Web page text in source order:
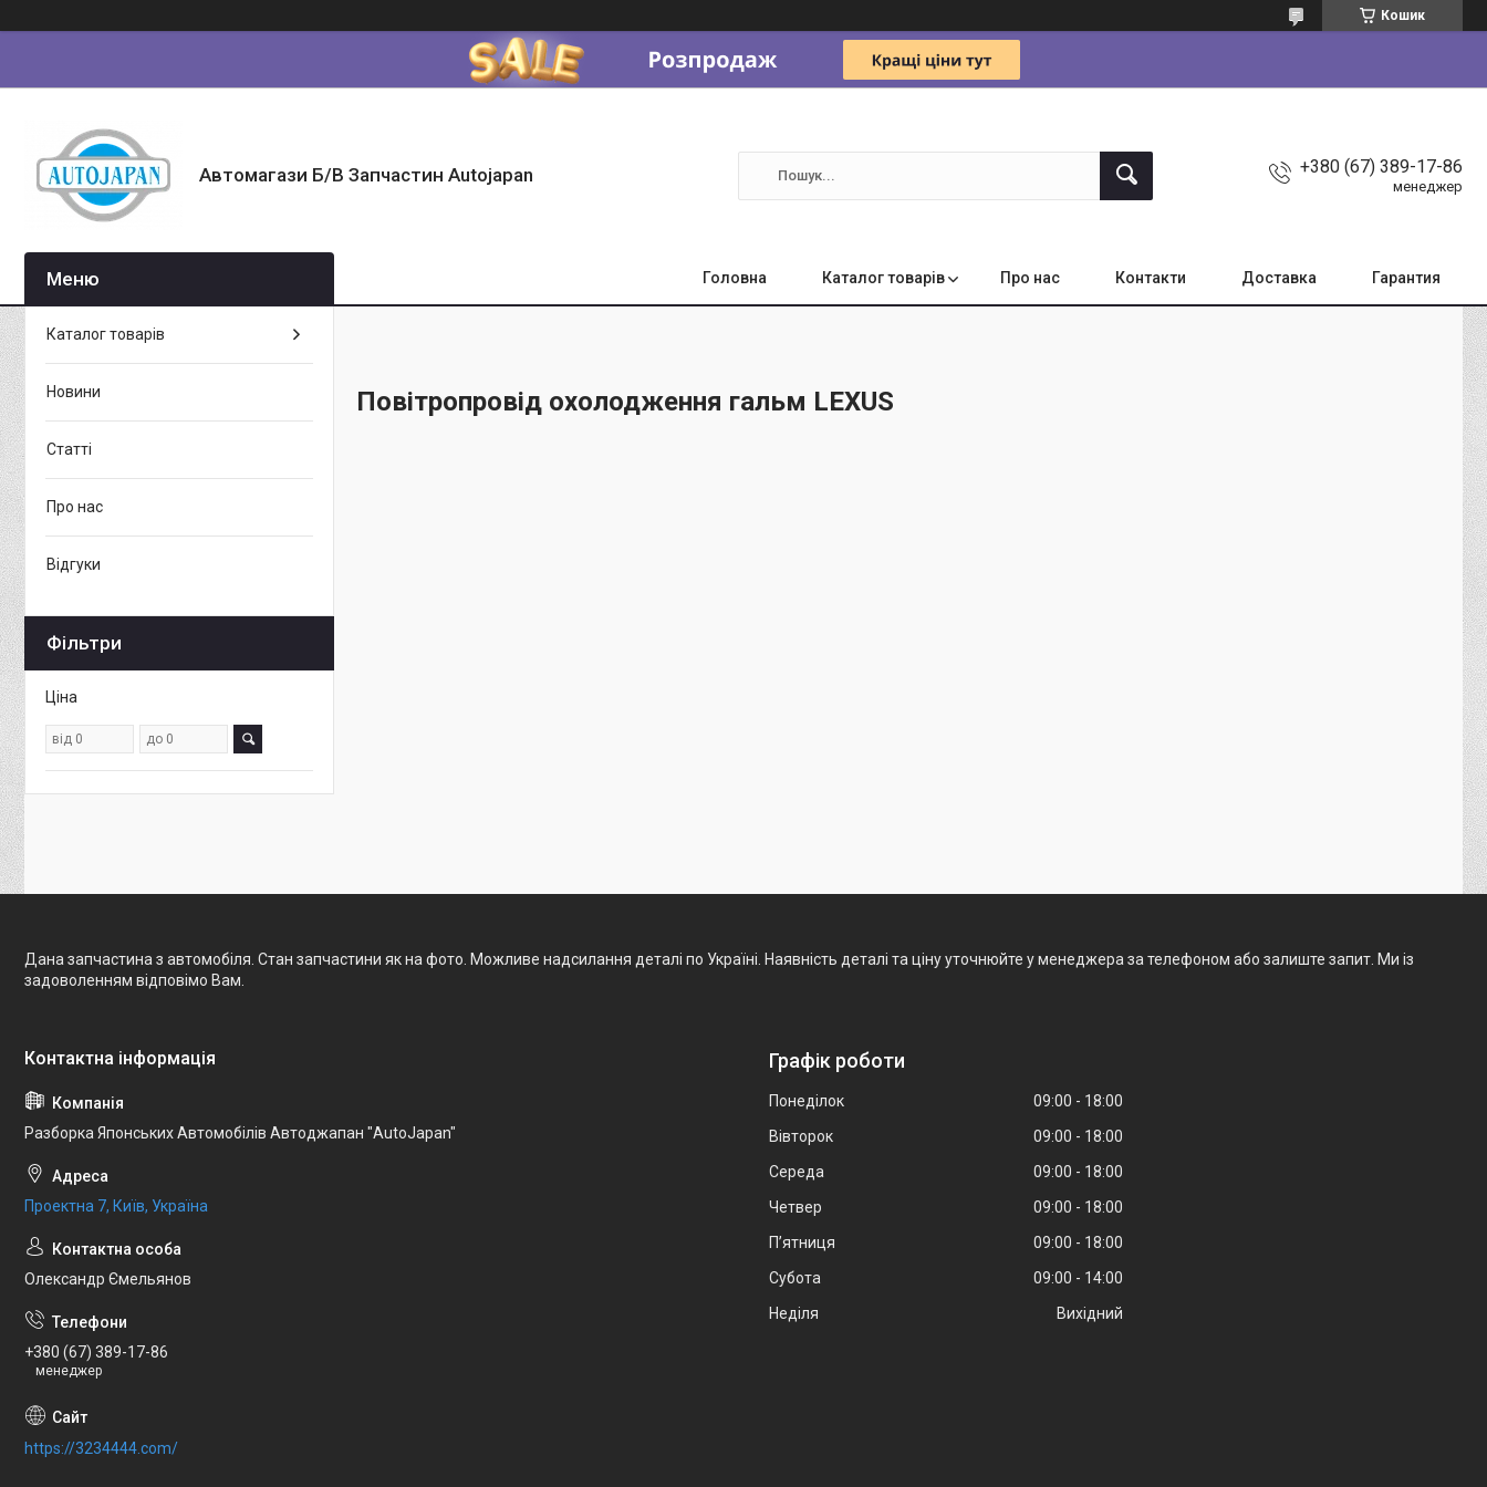
Кошик
Автомагази Б/В Запчастин Autojapan +380 (67) 389-17-86
менеджер
Головна Каталог товарів Про нас Контакти Доставка Гарантия
Повітропровід охолодження гальм LEXUS
Каталог товарів
Новини
Статті
Про нас
Відгуки
Фільтри
Ціна
Дана запчастина з автомобіля. Стан запчастини як на фото. Можливе надсилання деталі по Україні. Наявність деталі та ціну уточнюйте у менеджера за телефоном або залиште запит. Ми із
задоволенням відповімо Вам.
Разборка Японських Автомобілів Автоджапан "AutoJapan"
Проектна 7, Київ, Україна
Олександр Ємельянов
+380 (67) 389-17-86
менеджер
https://3234444.com/
Графік роботи
Понеділок 09:00
18:00
Вівторок
09:00
18:00
Середа
09:00
18:00
Четвер
09:00
18:00
Пʼятниця
09:00
18:00
Субота
09:00
14:00
Неділя
Вихідний